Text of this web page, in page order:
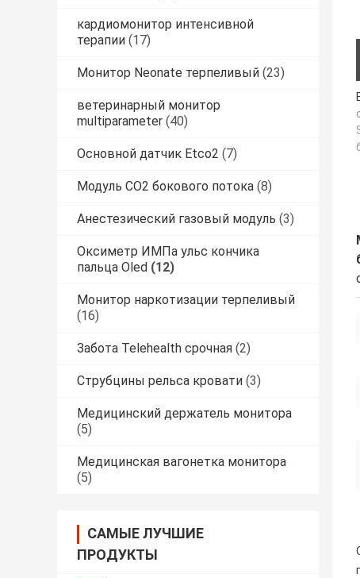
кардиомонитор интенсивной
терапии (17)
Монитор Neonate терпеливый (23)
ветеринарный монитор
multiparameter (40)
Основной датчик Etco2 (7)
Модуль CO2 бокового потока (8)
Анестезический газовый модуль (3)
Оксиметр ИМПа ульс кончика
пальца Oled (12)
Монитор наркотизации терпеливый
(16)
Забота Telehealth срочная (2)
Струбцины рельса кровати (3)
Медицинский держатель монитора
(5)
Медицинская вагонетка монитора
(5)
САМЫЕ ЛУЧШИЕ
ПРОДУКТЫ